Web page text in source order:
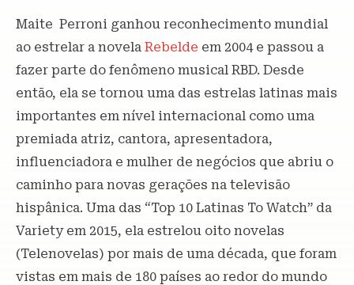
Maite Perroni ganhou reconhecimento mundial
ao estrelar a novela Rebelde em 2004 e passou a
fazer parte do fenômeno musical RBD. Desde
então, ela se tornou uma das estrelas latinas mais
importantes em nível internacional como uma
premiada atriz, cantora, apresentadora,
influenciadora e mulher de negócios que abriu o
caminho para novas gerações na televisão
hispânica. Uma das “Top 10 Latinas To Watch” da
Variety em 2015, ela estrelou oito novelas
(Telenovelas) por mais de uma década, que foram
vistas em mais de 180 países ao redor do mundo